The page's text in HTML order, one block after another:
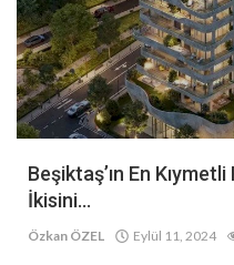
Beşiktaş’ın En
İkisini...
Özkan ÖZEL Eylül 11, 2024